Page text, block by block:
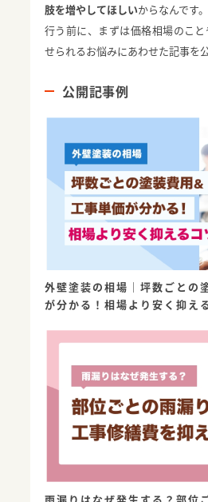
肢を増やしてほしいからなんです
行う前に、まずは価格相場のこ
せられるお悩みにあわせた記事を
公開記事例
外壁塗装の相場｜坪数ごとの
が分かる！相場より安く抑え